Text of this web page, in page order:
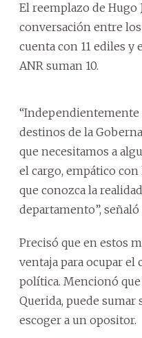
El reemplazo de Hugo
conversación entre
cuenta con 11 ediles y
ANR suman 10.
“Independientemente
destinos de la
que necesitamos a
el cargo, empático
que conozca la
departamento”,
Precisó que en estos
ventaja para ocupar el
política. Mencionó
Querida, puede sumar
escoger a un opositor.